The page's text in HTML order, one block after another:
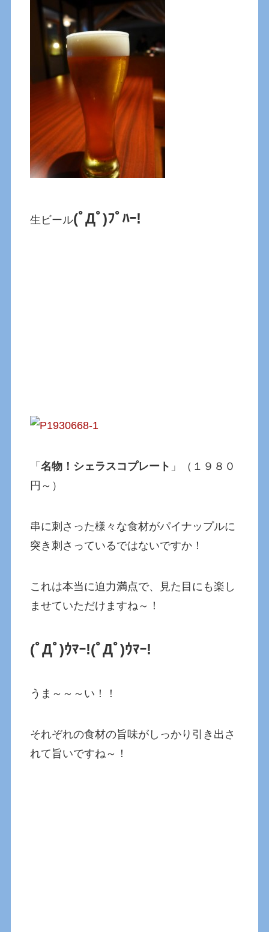
生ビール(ﾟДﾟ)ﾌﾟﾊｰ!
「名物！シェラスコプレート 」（１９８０
円～）
串に刺さった様々な食材がパイナップルに
突き刺さっているではないですか！
これは本当に迫力満点で、見た目にも楽し
ませていただけますね～！
(ﾟДﾟ)ｳﾏｰ!(ﾟДﾟ)ｳﾏｰ!
うま～～～い！！
それぞれの食材の旨味がしっかり引き出さ
れて旨いですね～！